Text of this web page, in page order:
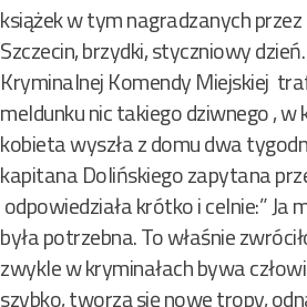
książek w tym nagradzanych
Szczecin, brzydki, styczniowy
Kryminalnej Komendy Miejskiej
meldunku nic takiego dziwnego ,
kobieta wyszła z domu dwa
kapitana Dolińskiego zapytana
odpowiedziała krótko i celnie:” Ja
była potrzebna. To właśnie
zwykle w kryminałach bywa
szybko, tworzą się nowe tropy,